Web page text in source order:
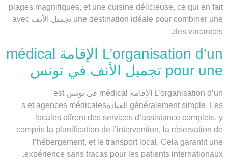
plages magnifiques, et une cuisine délicieuse, ce qui en fait
une destination idéale pour combiner une تجميل الأنف avec
des vacances.
L’organisation d’un الإقامة médical
pour une تجميل الأنف في تونس
L’organisation d’un الإقامة médical في تونس est
généralement simple. Les العيادةs et agences médicales
locales offrent des services d’assistance complets, y
compris la planification de l’intervention, la réservation de
l’hébergement, et le transport local. Cela garantit une
expérience sans tracas pour les patients internationaux.